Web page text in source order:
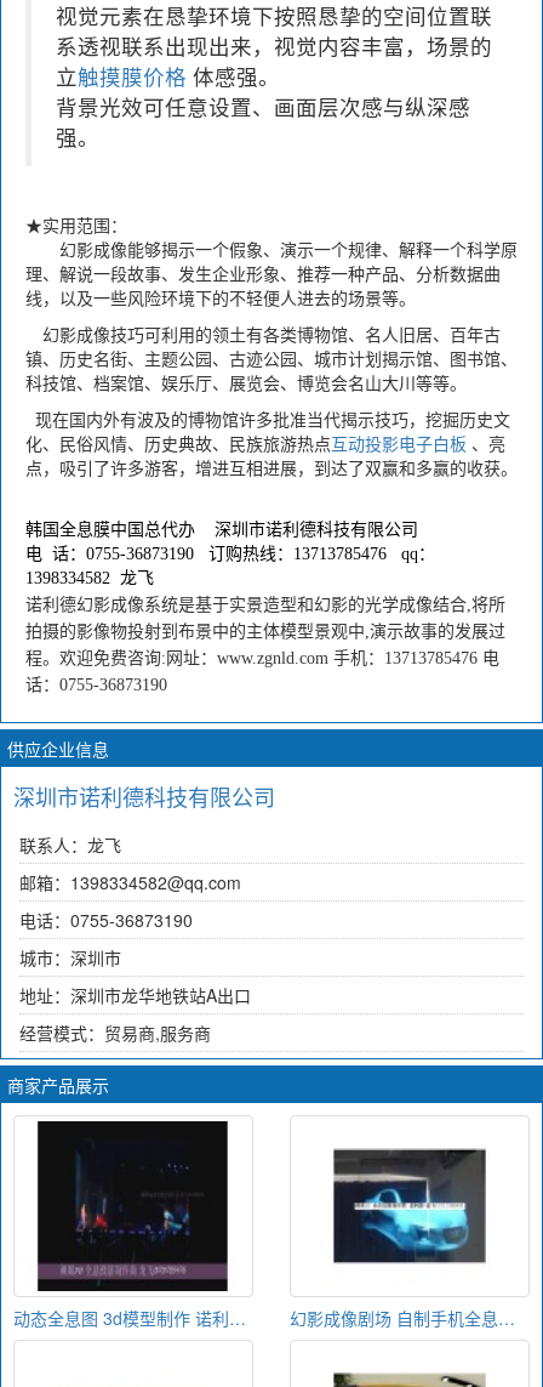
视觉元素在恳挚环境下按照恳挚的空间位置联
系透视联系出现出来，视觉内容丰富，场景的
立触摸膜价格 体感强。
背景光效可任意设置、画面层次感与纵深感
强。
★实用范围：
幻影成像能够揭示一个假象、演示一个规律、解释一个科学原
理、解说一段故事、发生企业形象、推荐一种产品、分析数据曲
线，以及一些风险环境下的不轻便人进去的场景等。
幻影成像技巧可利用的领土有各类博物馆、名人旧居、百年古
镇、历史名街、主题公园、古迹公园、城市计划揭示馆、图书馆、
科技馆、档案馆、娱乐厅、展览会、博览会名山大川等等。
现在国内外有波及的博物馆许多批准当代揭示技巧，挖掘历史文
化、民俗风情、历史典故、民族旅游热点 互动投影电子白板 、亮
点，吸引了许多游客，增进互相进展，到达了双赢和多赢的收获。
韩国全息膜中国总代办 深圳市诺利德科技有限公司
电 话： 0755-36873190 订购热线： 13713785476 qq ：
1398334582 龙飞
诺利德幻影成像系统是基于实景造型和幻影的光学成像结合,将所
拍摄的影像物投射到布景中的主体模型景观中,演示故事的发展过
程。欢迎免费咨询:网址：www.zgnld.com 手机：13713785476 电
话：0755-36873190
供应企业信息
深圳市诺利德科技有限公司
联系人：龙飞
邮箱：1398334582@qq.com
电话：0755-36873190
城市：深圳市
地址：深圳市龙华地铁站A出口
经营模式：贸易商,服务商
商家产品展示
动态全息图 3d模型制作 诺利德全息膜加盟招商 幻影成像剧场 自制手机全息投影 诺利德全息膜加盟招商